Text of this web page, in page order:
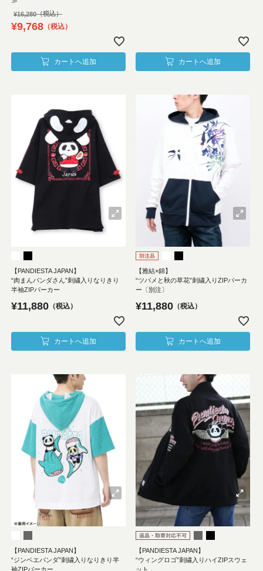
¥16,280
¥9,768 税込
カートへ追加 カートへ追加
【PANDIESTA JAPAN】
“肉まんパンダさん”刺繍入りなりきり
半袖ZIPパーカー
¥11,880 税込
カートへ追加
【雅結×錦】
“ツバメと秋の草花”刺繍入りZIPパーカ
ー〔別注〕
¥11,880 税込
カートへ追加
【PANDIESTA JAPAN】
“ジンベエパンダ”刺繍入りなりきり半
袖ZIPパーカー
【PANDIESTA JAPAN】
“ウィングロゴ”刺繍入りハイZIPスウェ
ット